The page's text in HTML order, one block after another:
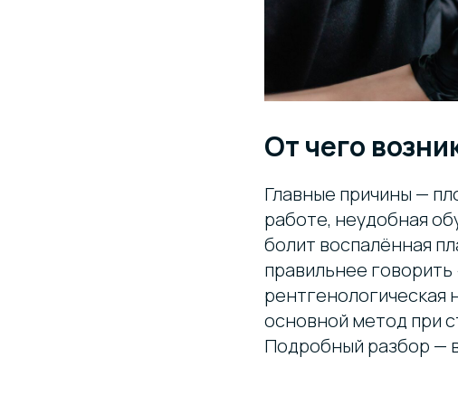
От чего
Главные причины —
работе, неудобная
болит воспалённая
правильнее
рентгенологическая
основной метод при
Подробный разбор —